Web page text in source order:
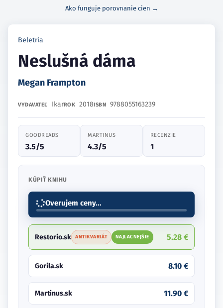
Ako funguje porovnanie cien →
Beletria
Neslušná dáma
Megan Frampton
VYDAVATEĽ IkarROK 2018ISBN 9788055163239
GOODREADS
3.5/5
MARTINUS
4.3/5
RECENZIE
1
KÚPIŤ KNIHU
Overujem ceny...
Restorio.sk ANTIKVARIÁT NAJLACNEJŠIE 5.28 €
Gorila.sk 8.10 €
Martinus.sk 11.90 €